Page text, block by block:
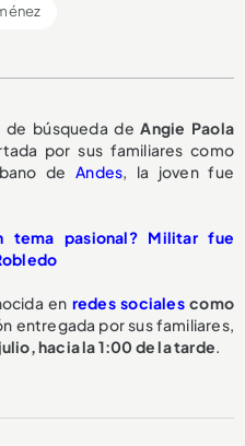
de búsqueda deAngie Paola
por sus familiares como
deAndes, la joven fue
tema pasional? Militar fue
en redes socialescomo
entregada por sus familiares,
hacia la 1:00 de la tarde.